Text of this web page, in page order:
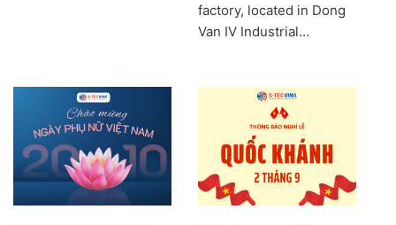
factory, located in Dong
Van IV Industrial…